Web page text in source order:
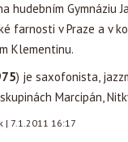
hudebním Gymnáziu
farnosti v Praze a v
Klementinu.
) je saxofonista,
Marcipán,
| 7.1.2011 16:17